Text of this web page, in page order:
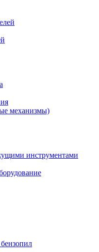
механизмы)
инструментами